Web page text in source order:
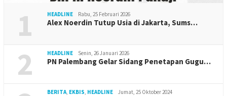
1 HEADLINE Rabu, 25 Februari 2026
Alex Noerdin Tutup Usia di Jakarta, Sums…
2 HEADLINE Senin, 26 Januari 2026
PN Palembang Gelar Sidang Penetapan Gugu…
BERITA EKBIS HEADLINE Jumat, 25 Oktober 2024